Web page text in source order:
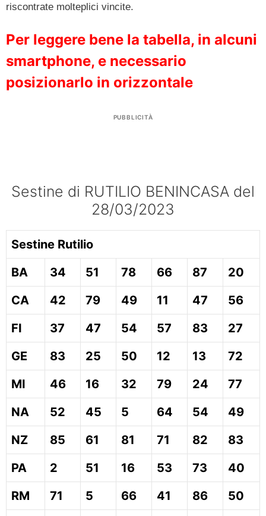
riscontrate molteplici vincite.
Per leggere bene la tabella, in alcuni
smartphone, e necessario
posizionarlo in orizzontale
PUBBLICITÀ
Sestine di RUTILIO BENINCASA del
28/03/2023
Sestine Rutilio
BA
34 51 78 66 87
20
CA
42 79 49 11 47
56
FI
37 47 54 57 83
27
GE
83 25 50 12 13
72
MI
46 16 32 79 24
77
NA
52 45 5 64 54
49
NZ
85 61 81 71 82
83
PA
2 51 16 53 73
40
RM
71 5 66 41 86 50